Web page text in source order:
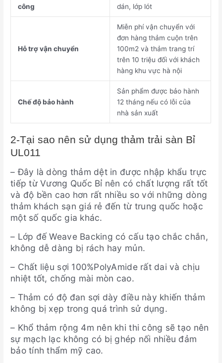
công
dán, lớp lót
Hỗ trợ vận chuyển
Miễn phí vận chuyển với
đơn hàng thảm cuộn trên
100m2 và thảm trang trí
trên 10 triệu đối với khách
hàng khu vực hà nội
Chế độ bảo hành
Sản phẩm được bảo hành
12 tháng nếu có lỗi của
nhà sản xuất
2-Tại sao nên sử dụng thảm trải sàn Bỉ
UL011
– Đây là dòng thảm dệt in được nhập khẩu trực
tiếp từ Vương Quốc Bỉ nên có chất lượng rất tốt
và độ bền cao hơn rất nhiều so với những dòng
thảm khách sạn giá rẻ đến từ trung quốc hoặc
một số quốc gia khác.
– Lớp đế Weave Backing có cấu tạo chắc chắn,
không dễ dàng bị rách hay mủn.
– Chất liệu sợi 100%PolyAmide rất dai và chịu
nhiệt tốt, chống mài mòn cao.
– Thảm có độ đan sợi dày điều này khiến thảm
không bị xẹp trong quá trình sử dụng.
– Khổ thảm rộng 4m nên khi thi công sẽ tạo nên
sự mạch lạc không có bị ghép nối nhiều đảm
bảo tính thẩm mỹ cao.